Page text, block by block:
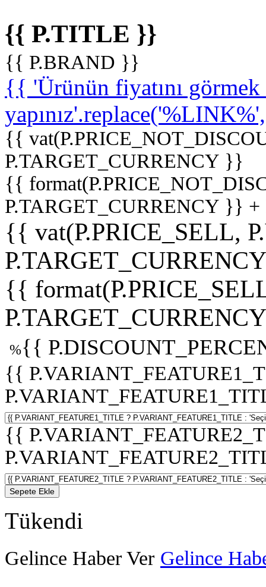
{{ P.TITLE }}
{{ P.BRAND }}
{{ 'Ürünün fiyatını
{{
P.TARGET_CURRENCY }}
{{
P.TARGET_CURRENCY }}
{{ vat(P.PRICE_SELL,
{{
%{{
{{
{{
Sepete Ekle
Tükendi
Gelince Haber Ver Gelince